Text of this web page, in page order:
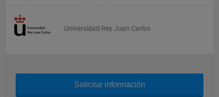
Universidad Rey Juan Carlos
Solicitar información